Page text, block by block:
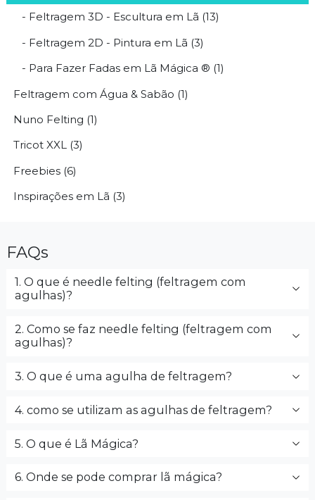
- Feltragem 3D - Escultura em Lã (13)
- Feltragem 2D - Pintura em Lã (3)
- Para Fazer Fadas em Lã Mágica ® (1)
Feltragem com Água & Sabão (1)
Nuno Felting (1)
Tricot XXL (3)
Freebies (6)
Inspirações em Lã (3)
FAQs
1. O que é needle felting (feltragem com
agulhas)?
2. Como se faz needle felting (feltragem com
agulhas)?
3. O que é uma agulha de feltragem?
4. como se utilizam as agulhas de feltragem?
5. O que é Lã Mágica?
6. Onde se pode comprar lã mágica?